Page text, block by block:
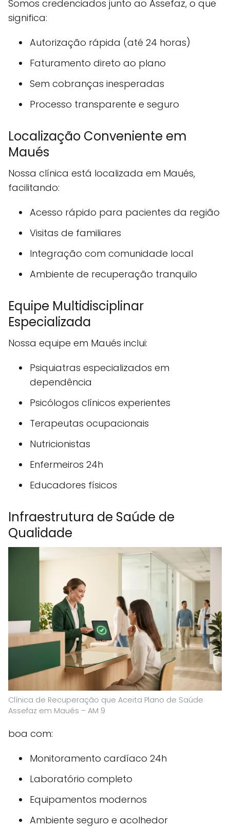
Somos credenciados junto ao Assefaz, o que
significa:
Autorização rápida (até 24 horas)
Faturamento direto ao plano
Sem cobranças inesperadas
Processo transparente e seguro
Localização Conveniente em
Maués
Nossa clínica está localizada em Maués,
facilitando:
Acesso rápido para pacientes da região
Visitas de familiares
Integração com comunidade local
Ambiente de recuperação tranquilo
Equipe Multidisciplinar
Especializada
Nossa equipe em Maués inclui:
Psiquiatras especializados em
dependência
Psicólogos clínicos experientes
Terapeutas ocupacionais
Nutricionistas
Enfermeiros 24h
Educadores físicos
Infraestrutura de Saúde de
Qualidade
Clínica de Recuperação que Aceita Plano de Saúde
Assefaz em Maués – AM 9
boa com:
Monitoramento cardíaco 24h
Laboratório completo
Equipamentos modernos
Ambiente seguro e acolhedor